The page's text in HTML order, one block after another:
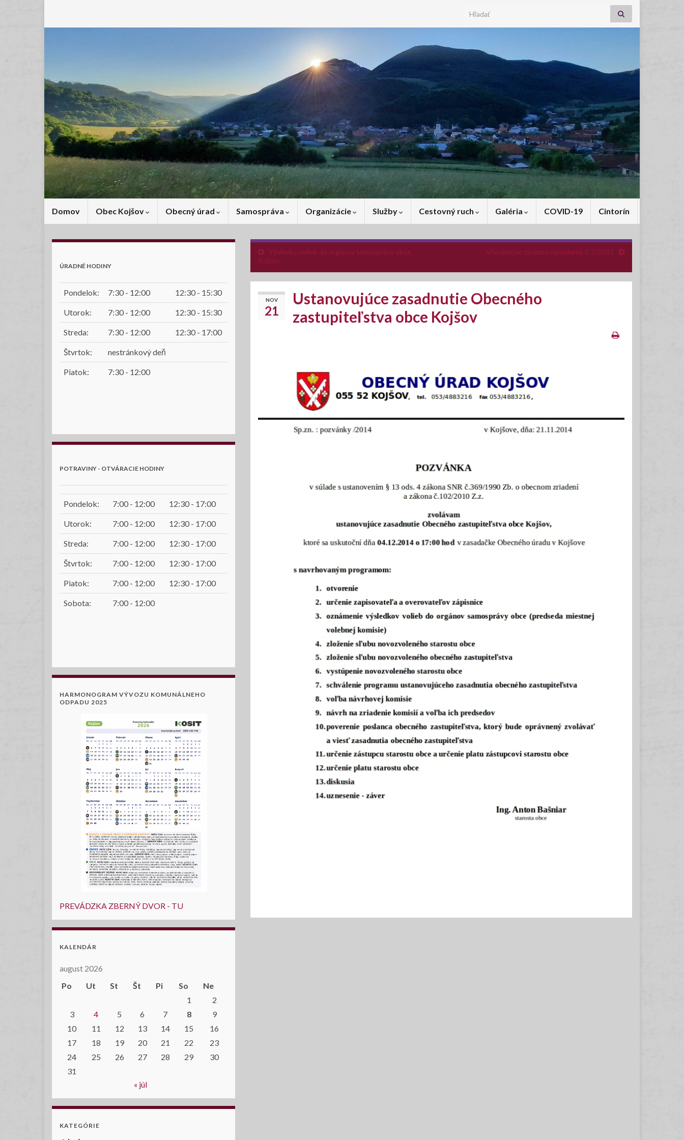
Search for:
Domov Obec Kojšov Obecný úrad Samospráva Organizácie Služby Cestovný ruch Galéria COVID-19 Cintorín
Výsledky volieb do orgánov samosprávy obce
Kojšov
Všeobecne záväzné nariadenie č. 1/2015
NOV
21
Ustanovujúce zasadnutie Obecného
zastupiteľstva obce Kojšov
ÚRADNÉ HODINY
Pondelok: 7:30 - 12:00 12:30 - 15:30
Utorok: 7:30 - 12:00 12:30 - 15:30
Streda: 7:30 - 12:00 12:30 - 17:00
Štvrtok: nestránkový deň
Piatok: 7:30 - 12:00
POTRAVINY - OTVÁRACIE HODINY
Pondelok: 7:00 - 12:00 12:30 - 17:00
Utorok: 7:00 - 12:00 12:30 - 17:00
Streda: 7:00 - 12:00 12:30 - 17:00
Štvrtok: 7:00 - 12:00 12:30 - 17:00
Piatok: 7:00 - 12:00 12:30 - 17:00
Sobota: 7:00 - 12:00
HARMONOGRAM VÝVOZU KOMUNÁLNEHO
ODPADU 2025
PREVÁDZKA ZBERNÝ DVOR - TU
KALENDÁR
august 2026
Po
Ut St Št Pi So
Ne
1
2
3
4 5 6 7 8
9
10
11 12 13 14 15
16
17
18 19 20 21 22
23
24
25 26 27 28 29
30
31
« júl
KATEGÓRIE